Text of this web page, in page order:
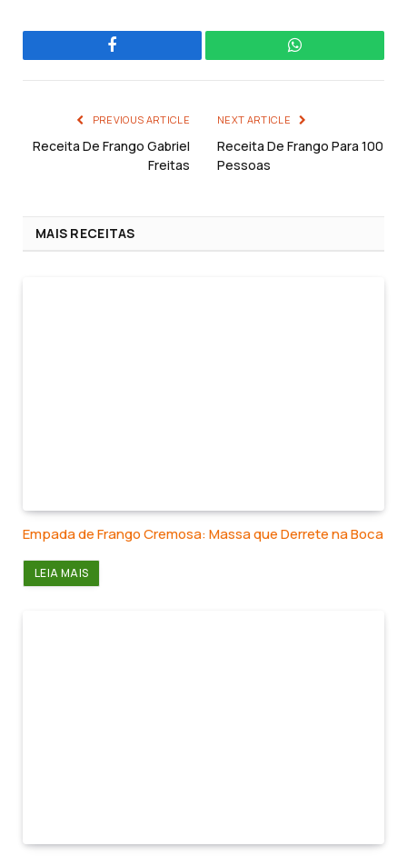
Facebook WhatsApp
PREVIOUS ARTICLE
Receita De Frango Gabriel
Freitas
NEXT ARTICLE
Receita De Frango Para 100
Pessoas
MAIS RECEITAS
Empada de Frango Cremosa: Massa que Derrete na Boca
LEIA MAIS